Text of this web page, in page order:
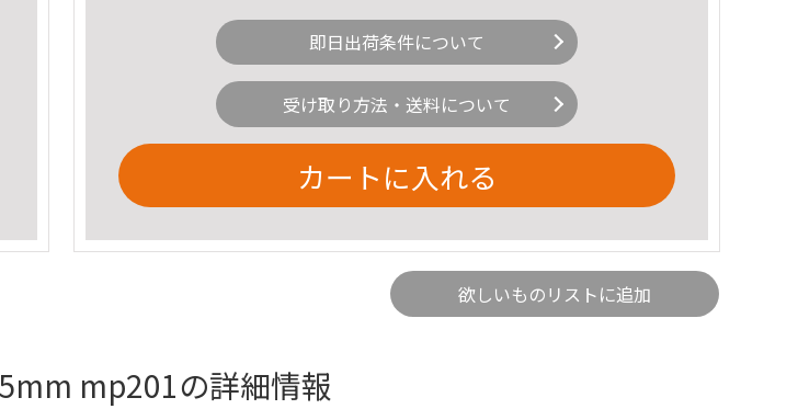
即日出荷条件について
受け取り方法・送料について
カートに入れる
欲しいものリストに追加
mp201の詳細情報